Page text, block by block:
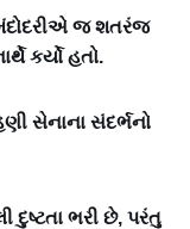
જ શતરંજ
કર્યો હતો.
સેનાના સંદર્ભનો
દુષ્ટતા ભરી છે, પરંતુ